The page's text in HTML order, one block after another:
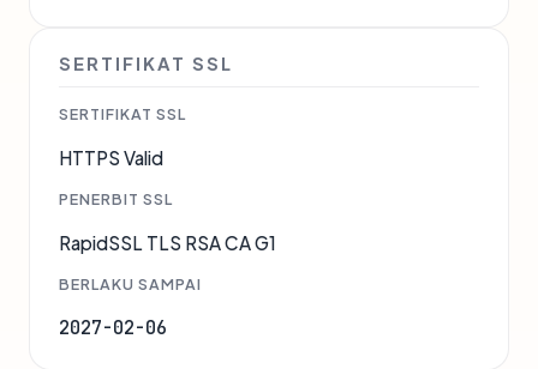
SERTIFIKAT SSL
SERTIFIKAT SSL
HTTPS Valid
PENERBIT SSL
RapidSSL TLS RSA CA G1
BERLAKU SAMPAI
2027-02-06